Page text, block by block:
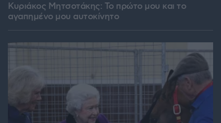
Κυριάκος Μητσοτάκης: Το πρώτο μου και το
αγαπημένο μου αυτοκίνητο